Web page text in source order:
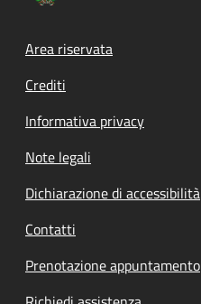
Footer menu
Area riservata
Crediti
Informativa privacy
Note legali
Dichiarazione di accessibilità
Contatti
Prenotazione appuntamento